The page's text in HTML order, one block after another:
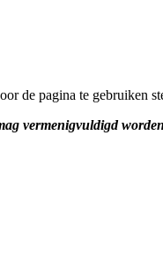
de pagina te gebruiken
vermenigvuldigd